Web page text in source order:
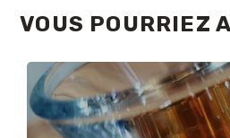
VOUS POURRIEZ